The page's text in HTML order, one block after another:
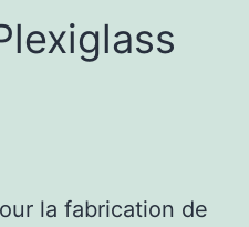
la fabrication de